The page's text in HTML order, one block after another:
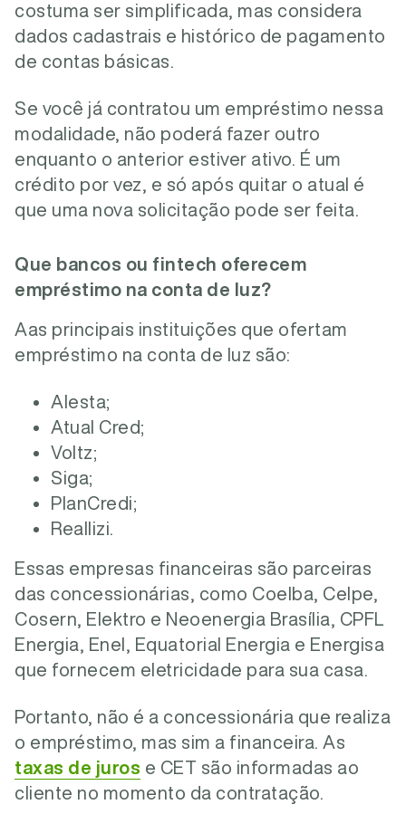
costuma ser simplificada, mas considera
dados cadastrais e histórico de pagamento
de contas básicas.
Se você já contratou um empréstimo nessa
modalidade, não poderá fazer outro
enquanto o anterior estiver ativo. É um
crédito por vez, e só após quitar o atual é
que uma nova solicitação pode ser feita.
Que bancos ou fintech oferecem
empréstimo na conta de luz?
Aas principais instituições que ofertam
empréstimo na conta de luz são:
Alesta;
Atual Cred;
Voltz;
Siga;
PlanCredi;
Reallizi.
Essas empresas financeiras são parceiras
das concessionárias, como Coelba, Celpe,
Cosern, Elektro e Neoenergia Brasília , CPFL
Energia, Enel, Equatorial Energia e Energisa
que fornecem eletricidade para sua casa.
Portanto, não é a concessionária que realiza
o empréstimo, mas sim a financeira. As
taxas de juros e CET são informadas ao
cliente no momento da contratação.